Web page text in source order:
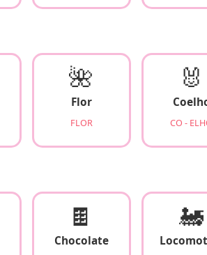
🌺
Flor
FLOR
🐰
CO -
🍫
Chocolate
🚂